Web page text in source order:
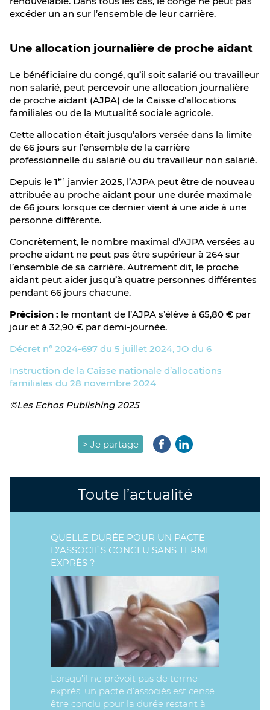
excéder un an sur l’ensemble de leur carrière.
Une allocation journalière de proche aidant
Le bénéficiaire du congé, qu’il soit salarié ou travailleur
non salarié, peut percevoir une allocation journalière
de proche aidant (AJPA) de la Caisse d’allocations
familiales ou de la Mutualité sociale agricole.
Cette allocation était jusqu’alors versée dans la limite
de 66 jours sur l’ensemble de la carrière
professionnelle du salarié ou du travailleur non salarié.
Depuis le 1er janvier 2025, l’AJPA peut être de nouveau
attribuée au proche aidant pour une durée maximale
de 66 jours lorsque ce dernier vient à une aide à une
personne différente.
Concrètement, le nombre maximal d’AJPA versées au
proche aidant ne peut pas être supérieur à 264 sur
l’ensemble de sa carrière. Autrement dit, le proche
aidant peut aider jusqu’à quatre personnes différentes
pendant 66 jours chacune.
Précision : le montant de l’AJPA s’élève à 65,80 € par
jour et à 32,90 € par demi-journée.
Décret n° 2024-697 du 5 juillet 2024, JO du 6
Instruction de la Caisse nationale d’allocations
familiales du 28 novembre 2024
©Les Echos Publishing 2025
> Je partage
Toute l’actualité
QUELLE DURÉE POUR UN PACTE
D’ASSOCIÉS CONCLU SANS TERME
EXPRÈS ?
Lorsqu’il ne prévoit pas de terme
exprès, un pacte d’associés est censé
être conclu pour la durée restant à